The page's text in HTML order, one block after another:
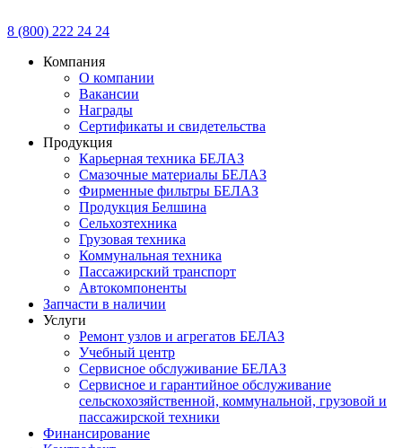
8 (800) 222 24 24
Компания
О компании
Вакансии
Награды
Сертификаты и свидетельства
Продукция
Карьерная техника БЕЛАЗ
Смазочные материалы БЕЛАЗ
Фирменные фильтры БЕЛАЗ
Продукция Белшина
Сельхозтехника
Грузовая техника
Коммунальная техника
Пассажирский транспорт
Автокомпоненты
Запчасти в наличии
Услуги
Ремонт узлов и агрегатов БЕЛАЗ
Учебный центр
Сервисное обслуживание БЕЛАЗ
Сервисное и гарантийное обслуживание
сельскохозяйственной, коммунальной, грузовой и
пассажирской техники
Финансирование